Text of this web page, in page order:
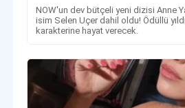
NOW'un dev bütçeli yeni dizisi Anne
isim Selen Uçer dahil oldu! Ödüllü
karakterine hayat verecek.